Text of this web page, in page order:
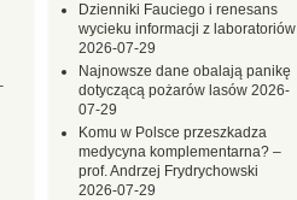
Dzienniki Fauciego i renesans
wycieku informacji z laboratoriów
2026-07-29
Najnowsze dane obalają panikę
dotyczącą pożarów lasów 2026-
07-29
Komu w Polsce przeszkadza
medycyna komplementarna? –
prof. Andrzej Frydrychowski
2026-07-29